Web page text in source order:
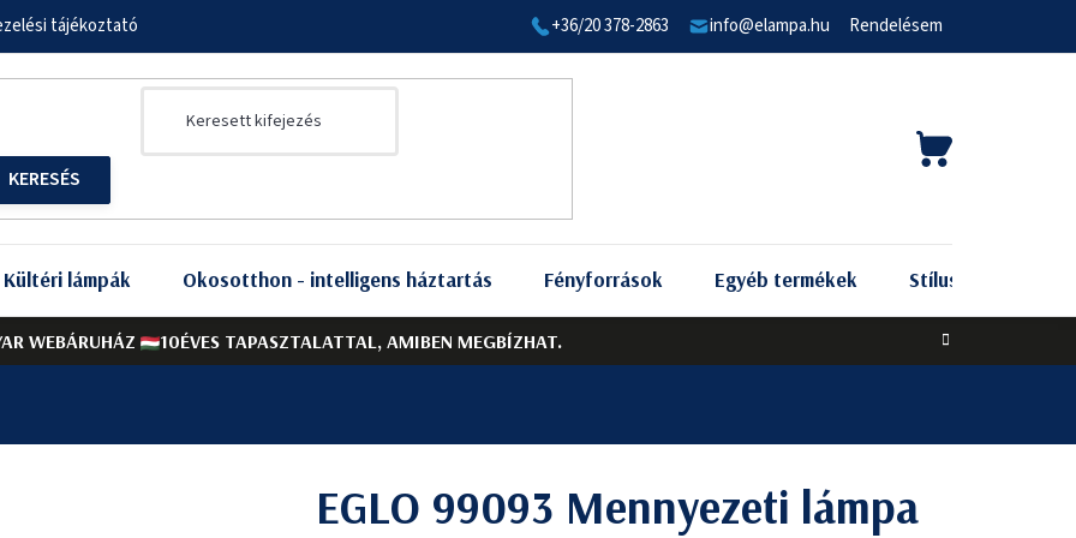
WEBÁRUHÁZ 10ÉVES TAPASZTALATTAL, AMIBEN MEGBÍZHAT.
tájékoztató +36/20 378-2863 info@elampa.hu Rendelésem
KOSÁR
Kültéri lámpák Okosotthon - intelligens háztartás Fényforrások Egyéb termékek Stílus szerint
EGLO 99093 Mennyezeti lámpa